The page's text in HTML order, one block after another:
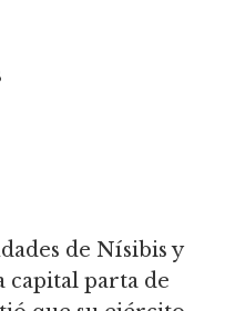
de Nísibis y
capital parta de